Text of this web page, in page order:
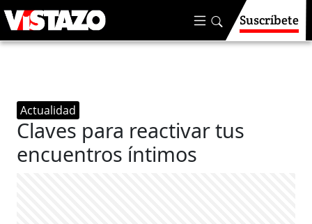
Suscríbete
Actualidad
Claves para reactivar tus
encuentros íntimos